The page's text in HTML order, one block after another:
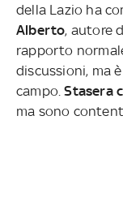
della Lazio ha
Alberto, autore
rapporto
discussioni, ma
campo.Stasera
ma sono